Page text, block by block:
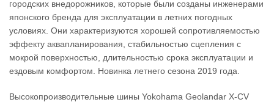
городских внедорожников, которые были созданы инженерами
японского бренда для эксплуатации в летних погодных
условиях. Они характеризуются хорошей сопротивляемостью
эффекту аквапланирования, стабильностью сцепления с
мокрой поверхностью, длительностью срока эксплуатации и
ездовым комфортом. Новинка летнего сезона 2019 года.
Высокопроизводительные шины Yokohama Geolandar X-CV